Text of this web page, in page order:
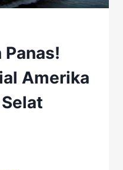
Amerika